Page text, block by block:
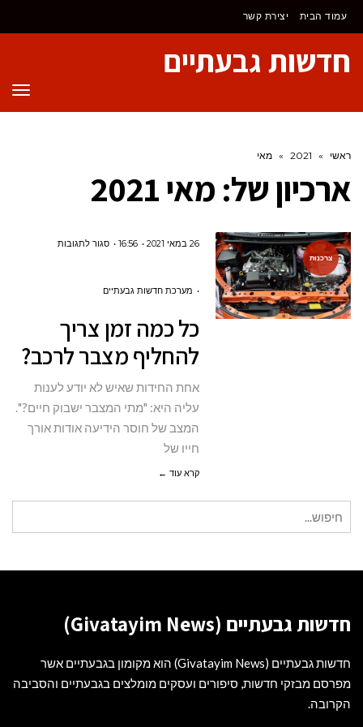
לתוכן
עמוד הבית יצירת קשר
חדשות גבעתיים
ראשי »
2021
» מאי
ארכיון של: מאי 2021
צרכנות
26 במאי 2021 16:56 סגור לתגובותעל
להחליף
מערכת חדשות גבעתיים
כל כמה זמן צריך
להחליף מצבר לרכב?
אחת החידות שאיש לא יודע לענות
עליה היא: "מתי המצבר ישבוק חיים?".
המצב של חוסר הידיעה אודות אורך
חייו של
קרא עוד ←
עבור:
חדשות גבעתיים (Givatayim News)
חדשות גבעתיים (Givatayim News) הוא מקומון בגבעתיים אשר
מפרסם מבזקי חדשות, סיפורים ועסקים מומלצים בגבעתיים והסביבה
הקרובה.